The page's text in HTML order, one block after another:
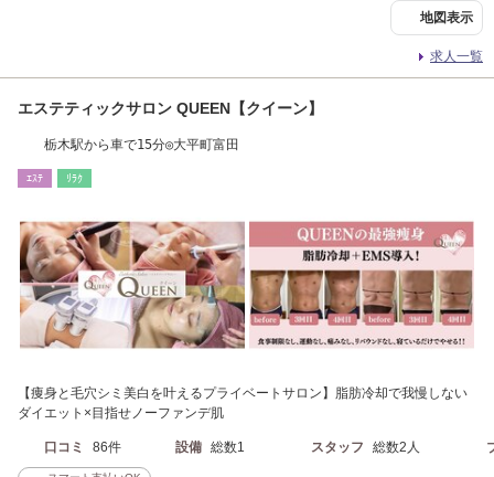
地図表示
求人一覧
エステティックサロン QUEEN【クイーン】
栃木駅から車で15分◎大平町富田
ｴｽﾃ ﾘﾗｸ
【痩身と毛穴シミ美白を叶えるプライベートサロン】脂肪冷却で我慢しない
ダイエット×目指せノーファンデ肌
口コミ 86件 設備 総数1 スタッフ 総数2人